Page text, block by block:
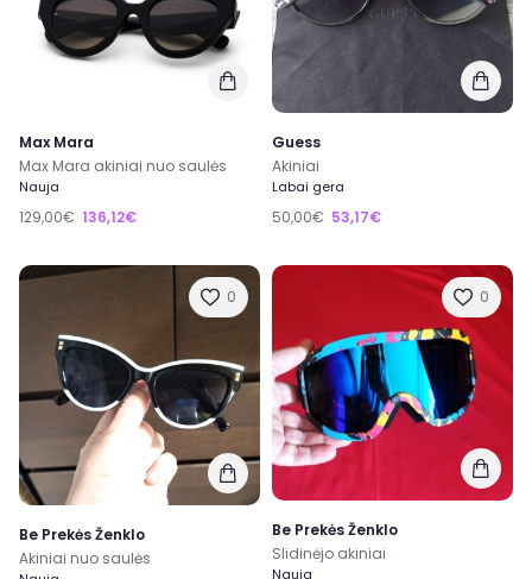
Max Mara
Max Mara akiniai nuo saulės
Nauja
129,00€ 136,12€
Guess
Akiniai
Labai gera
50,00€ 53,17€
0
Be Prekės Ženklo
Akiniai nuo saulės
0
Be Prekės Ženklo
Slidinėjo akiniai
Nauja